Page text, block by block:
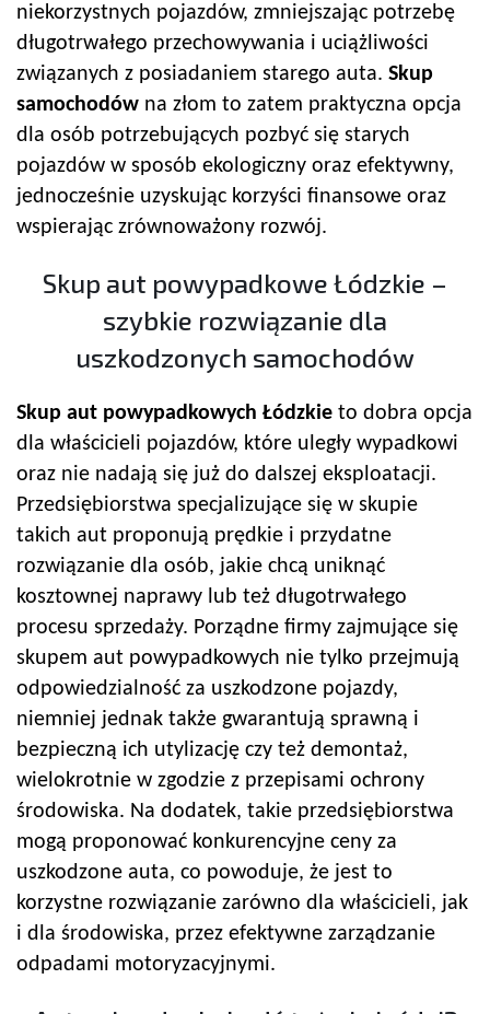
niekorzystnych pojazdów, zmniejszając potrzebę
długotrwałego przechowywania i uciążliwości
związanych z posiadaniem starego auta. Skup
samochodów na złom to zatem praktyczna opcja
dla osób potrzebujących pozbyć się starych
pojazdów w sposób ekologiczny oraz efektywny,
jednocześnie uzyskując korzyści finansowe oraz
wspierając zrównoważony rozwój.
Skup aut powypadkowe Łódzkie –
szybkie rozwiązanie dla
uszkodzonych samochodów
Skup aut powypadkowych Łódzkie to dobra opcja
dla właścicieli pojazdów, które uległy wypadkowi
oraz nie nadają się już do dalszej eksploatacji.
Przedsiębiorstwa specjalizujące się w skupie
takich aut proponują prędkie i przydatne
rozwiązanie dla osób, jakie chcą uniknąć
kosztownej naprawy lub też długotrwałego
procesu sprzedaży. Porządne firmy zajmujące się
skupem aut powypadkowych nie tylko przejmują
odpowiedzialność za uszkodzone pojazdy,
niemniej jednak także gwarantują sprawną i
bezpieczną ich utylizację czy też demontaż,
wielokrotnie w zgodzie z przepisami ochrony
środowiska. Na dodatek, takie przedsiębiorstwa
mogą proponować konkurencyjne ceny za
uszkodzone auta, co powoduje, że jest to
korzystne rozwiązanie zarówno dla właścicieli, jak
i dla środowiska, przez efektywne zarządzanie
odpadami motoryzacyjnymi.